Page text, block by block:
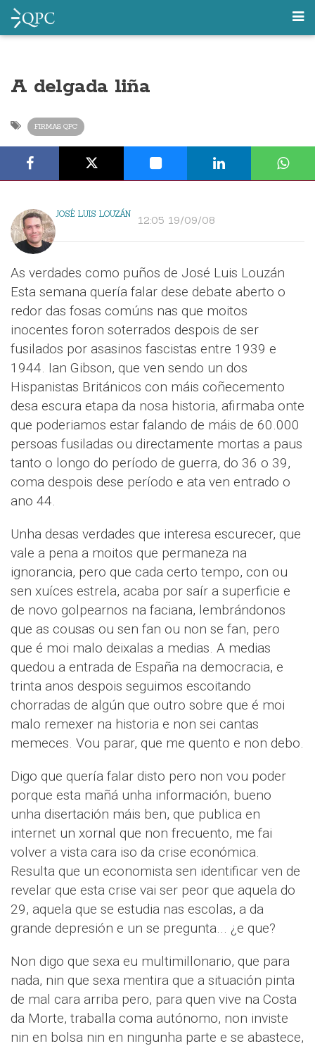
A delgada liña
FIRMAS QPC
JOSÉ LUIS LOUZÁN 12:05 19/09/08
As verdades como puños de José Luis Louzán
Esta semana quería falar dese debate aberto o
redor das fosas comúns nas que moitos
inocentes foron soterrados despois de ser
fusilados por asasinos fascistas entre 1939 e
1944. Ian Gibson, que ven sendo un dos
Hispanistas Británicos con máis coñecemento
desa escura etapa da nosa historia, afirmaba onte
que poderiamos estar falando de máis de 60.000
persoas fusiladas ou directamente mortas a paus
tanto o longo do período de guerra, do 36 o 39,
coma despois dese período e ata ven entrado o
ano 44.
Unha desas verdades que interesa escurecer, que
vale a pena a moitos que permaneza na
ignorancia, pero que cada certo tempo, con ou
sen xuíces estrela, acaba por saír a superficie e
de novo golpearnos na faciana, lembrándonos
que as cousas ou sen fan ou non se fan, pero
que é moi malo deixalas a medias. A medias
quedou a entrada de España na democracia, e
trinta anos despois seguimos escoitando
chorradas de algún que outro sobre que é moi
malo remexer na historia e non sei cantas
memeces. Vou parar, que me quento e non debo.
Digo que quería falar disto pero non vou poder
porque esta mañá unha información, bueno
unha disertación máis ben, que publica en
internet un xornal que non frecuento, me fai
volver a vista cara iso da crise económica.
Resulta que un economista sen identificar ven de
revelar que esta crise vai ser peor que aquela do
29, aquela que se estudia nas escolas, a da
grande depresión e un se pregunta... ¿e que?
Non digo que sexa eu multimillonario, que para
nada, nin que sexa mentira que a situación pinta
de mal cara arriba pero, para quen vive na Costa
da Morte, traballa coma autónomo, non inviste
nin en bolsa nin en ningunha parte e se abastece,